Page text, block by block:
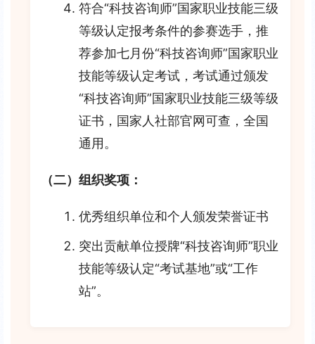
符合“科技咨询师”国家职业技能三级
等级认定报考条件的参赛选手，推
荐参加七月份“科技咨询师”国家职业
技能等级认定考试，考试通过颁发
“科技咨询师”国家职业技能三级等级
证书，国家人社部官网可查，全国
通用。
（二）组织奖项：
优秀组织单位和个人颁发荣誉证书
突出贡献单位授牌“科技咨询师”职业
技能等级认定“考试基地”或“工作
站”。